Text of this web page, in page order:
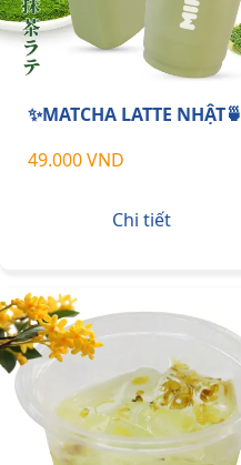
✨MATCHA LATTE NHẬT🍵
49.000 VND
Chi tiết